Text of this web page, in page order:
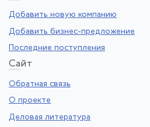
Добавить новую компанию
Добавить бизнес-предложение
Последние поступления
Сайт
Обратная связь
О проекте
Деловая литература